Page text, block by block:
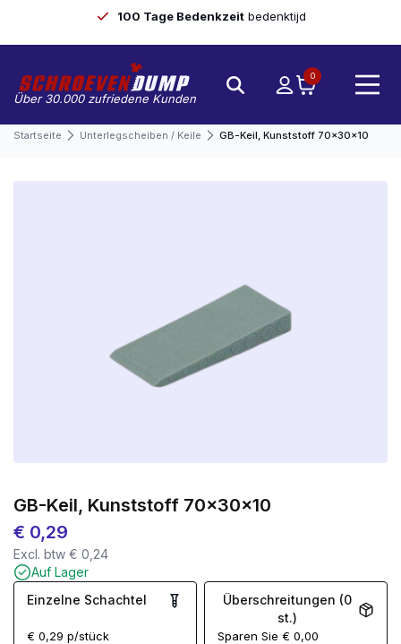
100 Tage Bedenkzeitbedenktijd
Über 30.000 zufriedene Kunden
0
Startseite Unterlegscheiben / Keile GB-Keil, Kunststoff 70x30x10
GB-Keil, Kunststoff 70x30x10
€ 0,29
Excl. btw € 0,24
Auf Lager
Einzelne Schachtel
€ 0,29 p/stück
Überschreitungen (0
st.)
Sparen Sie€ 0,00